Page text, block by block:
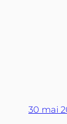
30 mai